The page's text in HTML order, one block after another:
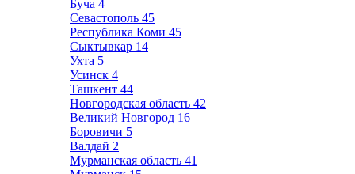
Буча 4
Севастополь 45
Республика Коми 45
Сыктывкар 14
Ухта 5
Усинск 4
Ташкент 44
Новгородская область 42
Великий Новгород 16
Боровичи 5
Валдай 2
Мурманская область 41